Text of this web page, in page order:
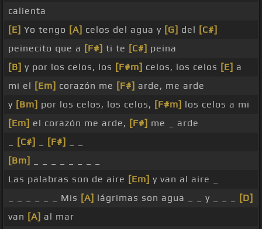
calienta
[E] Yo tengo [A] celos del agua y [G] del [C#]
peinecito que a [F#] ti te [C#] peina
[B] y por los celos, los [F#m] celos, los celos [E] a
mi el [Em] corazón me [F#] arde, me arde
y [Bm] por los celos, los celos, [F#m] los celos a mi
[Em] el corazón me arde, [F#] me _ arde
[C#] [F#]
[Bm]
Las palabras son de aire [Em] y van al aire _
_ _ _ _ _ _ Mis [A] lágrimas son agua _ _ y _ _ _
[D]
van [A] al mar